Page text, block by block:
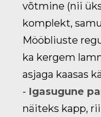
võtmine (nii
komplekt,
Mööbliuste
ka kergem
asjaga kaasas
- Igasugune
näiteks kapp,